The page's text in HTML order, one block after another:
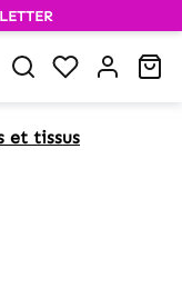
et tissus